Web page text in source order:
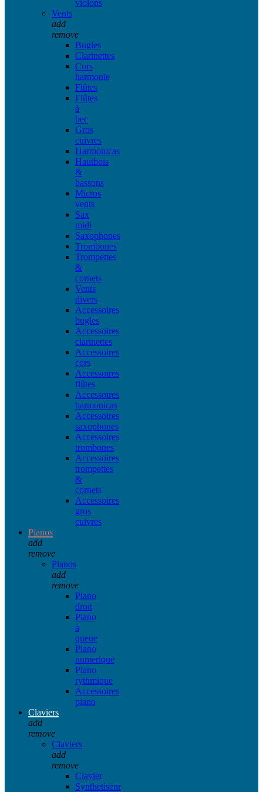
violons
Vents
add
remove
Bugles
Clarinettes
Cors
harmonie
Flûtes
Flûtes
à
bec
Gros
cuivres
Harmonicas
Hautbois
&
bassons
Micros
vents
Sax
midi
Saxophones
Trombones
Trompettes
&
cornets
Vents
divers
Accessoires
bugles
Accessoires
clarinettes
Accessoires
cors
Accessoires
flûtes
Accessoires
harmonicas
Accessoires
saxophones
Accessoires
trombones
Accessoires
trompettes
&
cornets
Accessoires
gros
cuivres
Pianos
add
remove
Pianos
add
remove
Piano
droit
Piano
à
queue
Piano
numerique
Piano
rythmique
Accessoires
piano
Claviers
add
remove
Claviers
add
remove
Clavier
Synthetiseur